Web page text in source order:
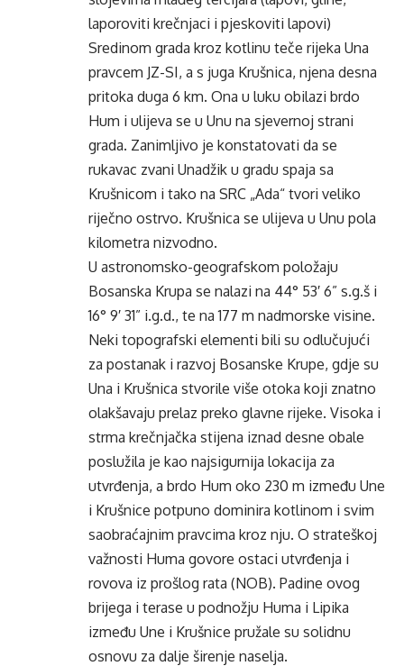
laporoviti krečnjaci i pjeskoviti lapovi)
Sredinom grada kroz kotlinu teče rijeka Una
pravcem JZ-SI, a s juga Krušnica, njena desna
pritoka duga 6 km. Ona u luku obilazi brdo
Hum i ulijeva se u Unu na sjevernoj strani
grada. Zanimljivo je konstatovati da se
rukavac zvani Unadžik u gradu spaja sa
Krušnicom i tako na SRC „Ada“ tvori veliko
riječno ostrvo. Krušnica se ulijeva u Unu pola
kilometra nizvodno.
U astronomsko-geografskom položaju
Bosanska Krupa se nalazi na 44° 53′ 6” s.g.š i
16° 9′ 31” i.g.d., te na 177 m nadmorske visine.
Neki topografski elementi bili su odlučujući
za postanak i razvoj Bosanske Krupe, gdje su
Una i Krušnica stvorile više otoka koji znatno
olakšavaju prelaz preko glavne rijeke. Visoka i
strma krečnjačka stijena iznad desne obale
poslužila je kao najsigurnija lokacija za
utvrđenja, a brdo Hum oko 230 m između Une
i Krušnice potpuno dominira kotlinom i svim
saobraćajnim pravcima kroz nju. O strateškoj
važnosti Huma govore ostaci utvrđenja i
rovova iz prošlog rata (NOB). Padine ovog
brijega i terase u podnožju Huma i Lipika
između Une i Krušnice pružale su solidnu
osnovu za dalje širenje naselja.